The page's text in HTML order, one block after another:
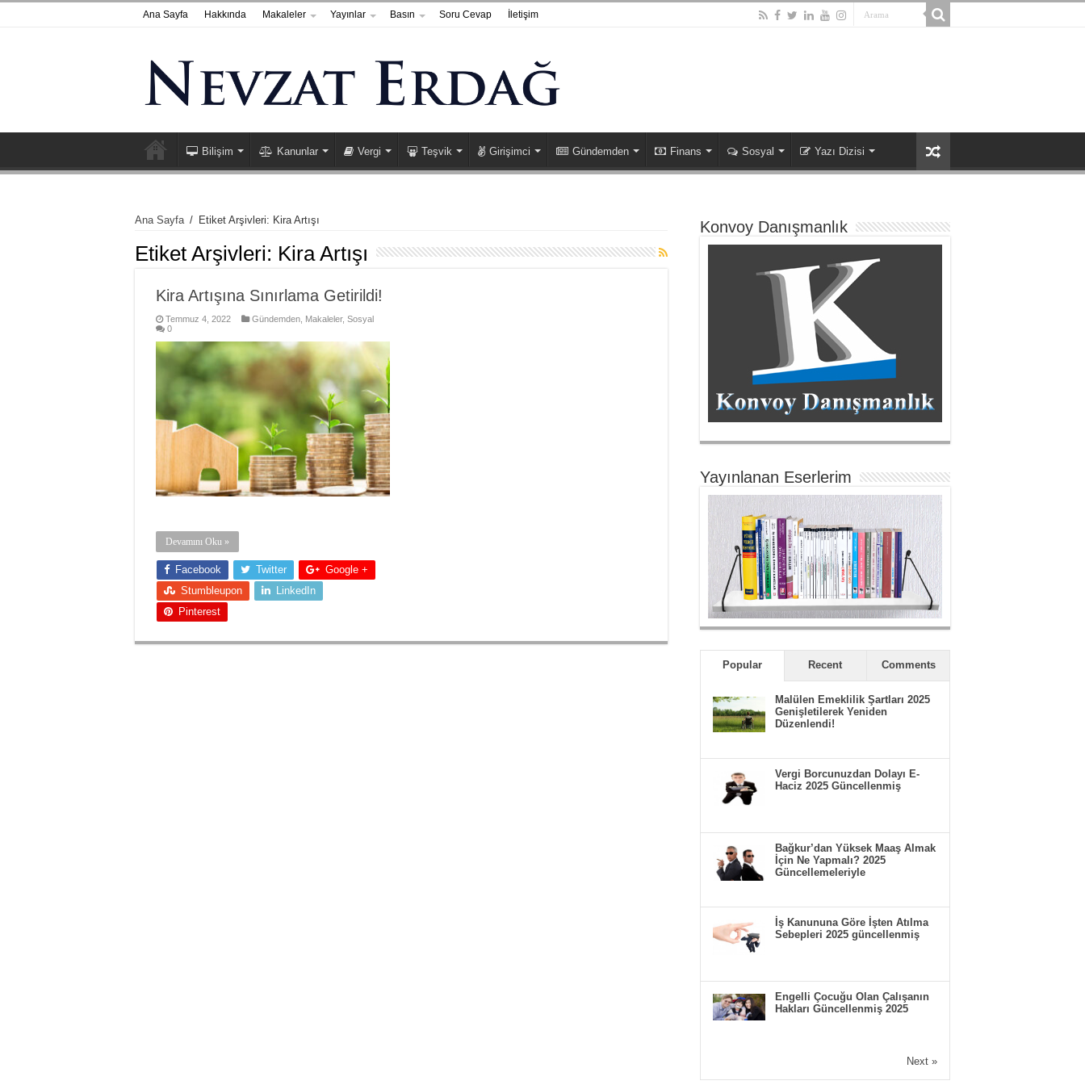
Ana Sayfa Hakkında Makaleler Yayınlar Basın Soru Cevap İletişim
Bilişim Kanunlar Vergi Teşvik Girişimci Gündemden Finans Sosyal Yazı Dizisi
Ana Sayfa / Etiket Arşivleri: Kira Artışı
Etiket Arşivleri: Kira Artışı
Kira Artışına Sınırlama Getirildi!
Temmuz 4, 2022 Gündemden Makaleler, Sosyal
0
Devamını Oku »
Facebook Twitter
Google +
Stumbleupon
LinkedIn
Pinterest
Konvoy Danışmanlık
Yayınlanan Eserlerim
Popular Recent Comments
Malülen Emeklilik Şartları 2025
Genişletilerek Yeniden
Düzenlendi!
Vergi Borcunuzdan Dolayı E-
Haciz 2025 Güncellenmiş
Bağkur’dan Yüksek Maaş Almak
İçin Ne Yapmalı? 2025
Güncellemeleriyle
İş Kanununa Göre İşten Atılma
Sebepleri 2025 güncellenmiş
Engelli Çocuğu Olan Çalışanın
Hakları Güncellenmiş 2025
Next »